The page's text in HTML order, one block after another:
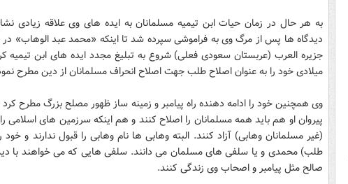
به هر حال در زمان حیات ابن تیمیه مسلمانان به ایده های وی علاقه زیادی
دیدگاه ها پس از مرگ وی به فراموشی سپرده شد تا اینکه «محمد عبد الوهاب»
میلادی خود را به عنوان اصلاح طلب جهت اصلاح انحراف مسلمانان از دین مطرح
وی همچنین خود را ادامه دهنده راه پیامبر و زمینه ساز ظهور مصلح بزرگ مطرح کرد
پیروان او هم باید همه مسلمانان را اصلاح کنند و هم اینکه سرزمین های اسلامی
(غیر مسلمانان وهابی) آزاد کنند. البته وهابی ها نام وهابی را قبول ندارند و
طلب) محمدی و یا سلفی های مسلمان می دانند. سلفی هایی که می خواهند با
صالح مثل پیامبر و اصحاب وی زندگی کنند.